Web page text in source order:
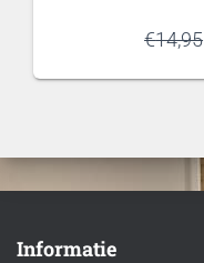
€14,95
Informatie